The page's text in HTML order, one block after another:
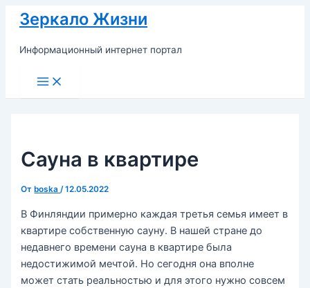
Перейти
содержимому
Зеркало Жизни
Информационный интернет портал
Main
Menu
Сауна в квартире
От boska/12.05.2022
В Финляндии примерно каждая третья семья имеет в
квартире собственную сауну. В нашей стране до
недавнего времени сауна в квартире была
недостижимой мечтой. Но сегодня она вполне
может стать реальностью и для этого нужно совсем